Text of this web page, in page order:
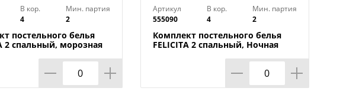
х 215 см
см
70 см (2 шт)
В кор.
4
Мин. партия
2
постельного белья
2 спальный, морозная
Артикул
555090
В кор.
4
Мин. партия
2
Комплект постельного белья
FELICITA 2 спальный, Ночная